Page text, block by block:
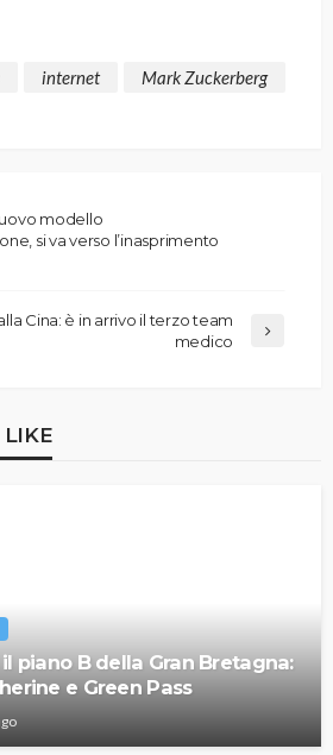
internet
Mark Zuckerberg
modello
si va verso l’inasprimento
Cina: è in arrivo il terzo team
medico
LIKE
piano B della Gran Bretagna:
e Green Pass